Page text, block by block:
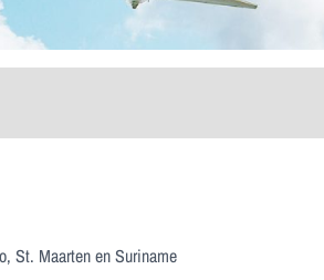
St. Maarten en Suriname